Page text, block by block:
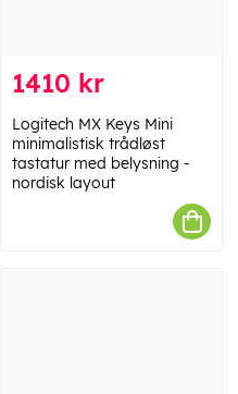
1410 kr
Logitech MX Keys Mini
minimalistisk trådløst
tastatur med belysning -
nordisk layout